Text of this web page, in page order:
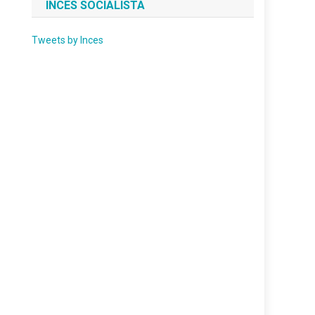
INCES SOCIALISTA
Tweets by Inces